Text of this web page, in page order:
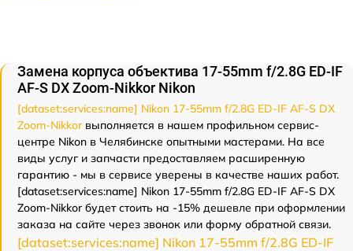
Замена корпуса объектива 17-55mm f/2.8G ED-IF
AF-S DX Zoom-Nikkor Nikon
[dataset:services:name] Nikon 17-55mm f/2.8G ED-IF AF-S DX
Zoom-Nikkorвыполняется в нашем профильном сервис-
центре Nikon в Челябинске опытными мастерами. На все
виды услуг и запчасти предоставляем расширенную
гарантию - мы в сервисе уверены в качестве наших работ.
[dataset:services:name] Nikon 17-55mm f/2.8G ED-IF AF-S DX
Zoom-Nikkor будет стоить на -15% дешевле при оформлении
заказа на сайте через звонок или форму обратной связи.
[dataset:services:name] Nikon 17-55mm f/2.8G ED-IF